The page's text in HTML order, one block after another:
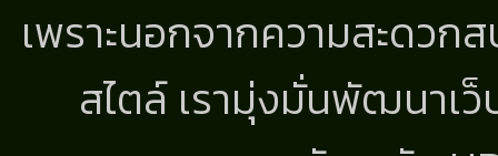
เพราะนอกจากความสะดว
สไตล์ เรามุ่งมั่นพัฒนาเ